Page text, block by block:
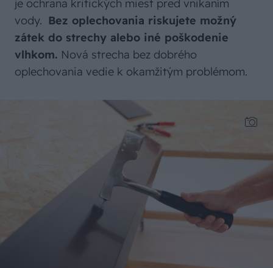
je ochrana kritických miest pred vnikaním
vody. Bez oplechovania riskujete možný
zátek do strechy alebo iné poškodenie
vlhkom. Nová strecha bez dobrého
oplechovania vedie k okamžitým problémom.